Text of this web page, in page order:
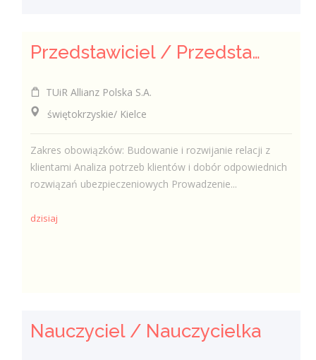
Przedstawiciel / Przedstawicielka ds. sprzedaży ubezpieczeń majątkowych
TUiR Allianz Polska S.A.
świętokrzyskie/ Kielce
Zakres obowiązków: Budowanie i rozwijanie relacji z
klientami Analiza potrzeb klientów i dobór odpowiednich
rozwiązań ubezpieczeniowych Prowadzenie...
dzisiaj
Nauczyciel / Nauczycielka